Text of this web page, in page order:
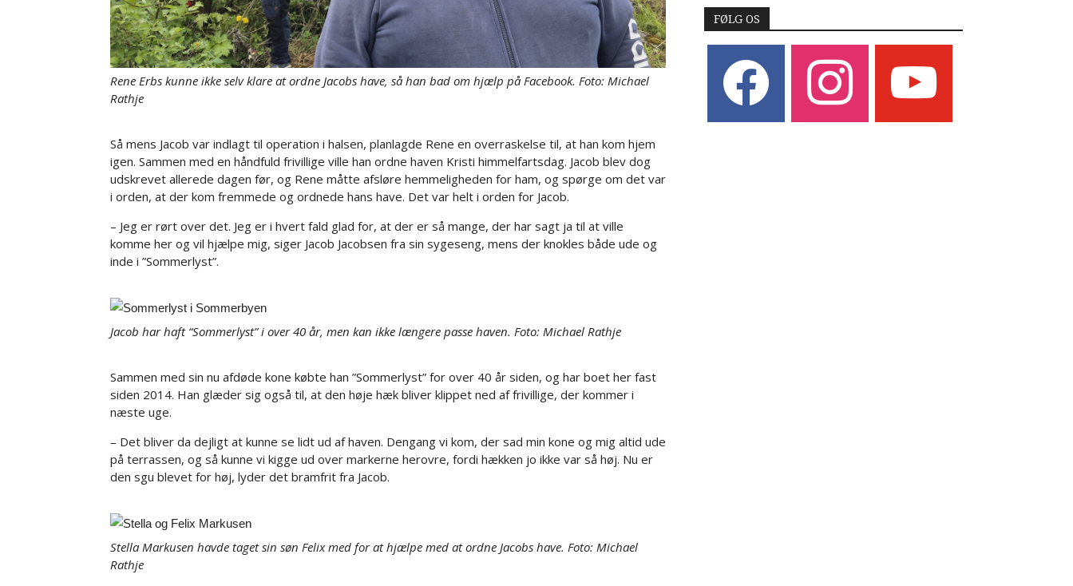
Rene Erbs kunne ikke selv klare at ordne Jacobs have, så han bad om hjælp på Facebook. Foto: Michael
Rathje
Så mens Jacob var indlagt til operation i halsen, planlagde Rene en overraskelse til, at han kom hjem
igen. Sammen med en håndfuld frivillige ville han ordne haven Kristi himmelfartsdag. Jacob blev dog
udskrevet allerede dagen før, og Rene måtte afsløre hemmeligheden for ham, og spørge om det var
i orden, at der kom fremmede og ordnede hans have. Det var helt i orden for Jacob.
– Jeg er rørt over det. Jeg er i hvert fald glad for, at der er så mange, der har sagt ja til at ville
komme her og vil hjælpe mig, siger Jacob Jacobsen fra sin sygeseng, mens der knokles både ude og
inde i ”Sommerlyst”.
Jacob har haft “Sommerlyst” i over 40 år, men kan ikke længere passe haven. Foto: Michael Rathje
Sammen med sin nu afdøde kone købte han ”Sommerlyst” for over 40 år siden, og har boet her fast
siden 2014. Han glæder sig også til, at den høje hæk bliver klippet ned af frivillige, der kommer i
næste uge.
– Det bliver da dejligt at kunne se lidt ud af haven. Dengang vi kom, der sad min kone og mig altid ude
på terrassen, og så kunne vi kigge ud over markerne herovre, fordi hækken jo ikke var så høj. Nu er
den sgu blevet for høj, lyder det bramfrit fra Jacob.
Stella Markusen havde taget sin søn Felix med for at hjælpe med at ordne Jacobs have. Foto: Michael
Rathje
FØLG OS
instagram